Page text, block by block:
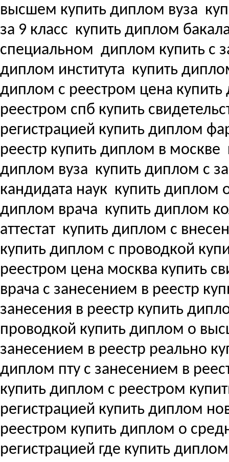
высшем купить диплом вуза
за 9 класс купить диплом
специальном диплом купить с
диплом института купить
диплом с реестром цена
реестром спб купить
регистрацией купить диплом
реестр купить диплом в москве
диплом вуза купить диплом с
кандидата наук купить диплом
диплом врача купить диплом
аттестат купить диплом с
купить диплом с проводкой
реестром цена москва купить
врача с занесением в реестр
занесения в реестр купить
проводкой купить диплом о
занесением в реестр реально
диплом пту с занесением в
купить диплом с реестром
регистрацией купить диплом
реестром купить диплом о
регистрацией где купить